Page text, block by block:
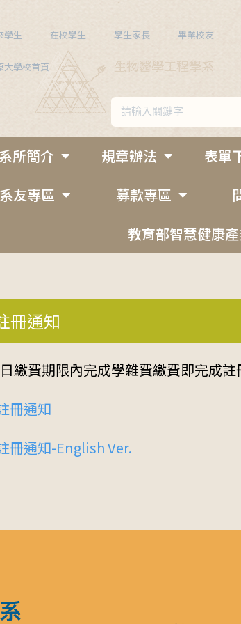
學生 在校學生 學生家長 畢業校友
大學校首頁
系所簡介 規章辦法
表單
系友專區 募款專區
教育部智慧健康
冊通知
繳費期限內完成學雜費繳費即完成註
冊通知
冊通知-English Ver.